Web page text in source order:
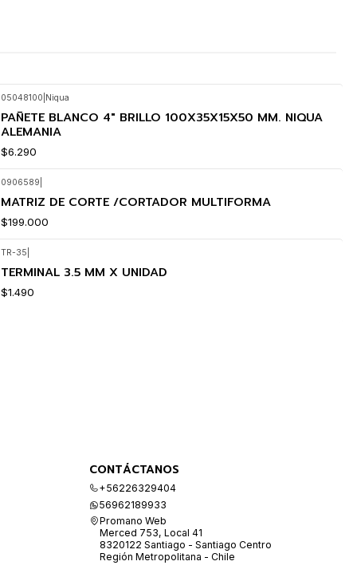
05048100 Niqua
PAÑETE BLANCO 4" BRILLO 100X35X15X50 MM. NIQUA
ALEMANIA
$6.290
0906589
MATRIZ DE CORTE /CORTADOR MULTIFORMA
$199.000
TR-35
TERMINAL 3.5 MM X UNIDAD
$1.490
CONTÁCTANOS
+56226329404
56962189933
Promano Web
Merced 753, Local 41
8320122 Santiago - Santiago Centro
Región Metropolitana - Chile